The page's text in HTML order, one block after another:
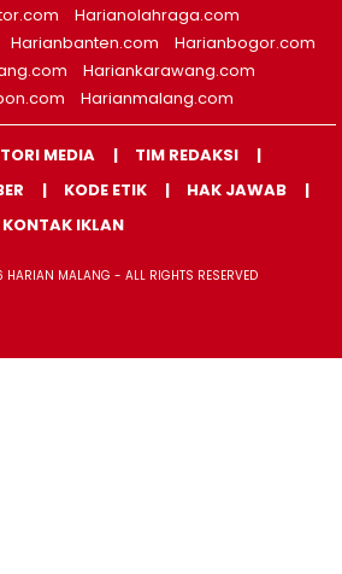
Harianolahraga.com
Harianbanten.com
Harianbogor.com
Hariankarawang.com
Harianmalang.com
MEDIA
TIM REDAKSI
KODE ETIK
HAK JAWAB
KONTAK IKLAN
MALANG - ALL RIGHTS RESERVED